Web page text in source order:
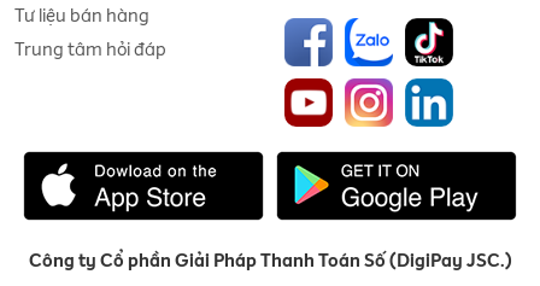
Tư liệu bán hàng
Trung tâm hỏi đáp
Công ty Cổ phần Giải Pháp Thanh Toán Số (DigiPay JSC.)